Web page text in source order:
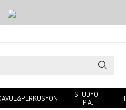
STÜDYO-
P.A.